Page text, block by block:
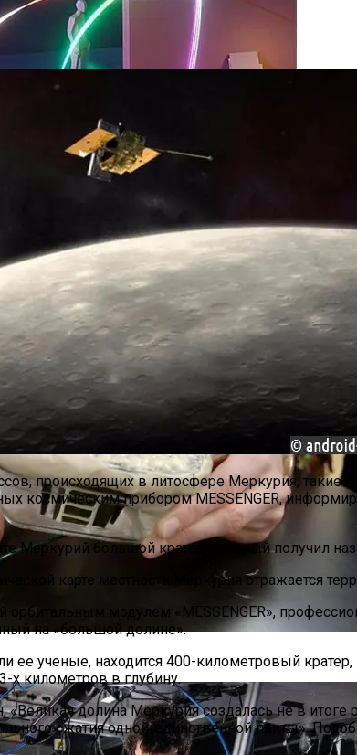
Света Может Стать Секретом
Которое Собирает И Хранит
происходящих в литосфере Меркурия,
космическим прибором MESSENGER,
Меркурий большой кратер, который получил
карте местности Меркурия отражается
модулем «MESSENGER»,
на «большой долине».
ее ученые, находится 400-километровый
х километров в глубину.
долина Меркурия создалась не в
сжатия одной-единственной плиты».